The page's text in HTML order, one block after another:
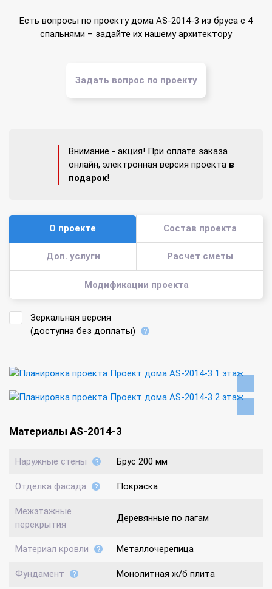
Есть вопросы по проекту дома AS-2014-3 из бруса с 4
спальнями – задайте их нашему архитектору
Задать вопрос по проекту
Внимание - акция! При оплате заказа
онлайн, электронная версия проекта в
подарок!
О проекте Состав проекта
Доп. услуги Расчет сметы
Модификации проекта
Зеркальная версия
(доступна без доплаты)
Материалы AS-2014-3
Наружные стены Брус 200 мм
Отделка фасада Покраска
Межэтажные
перекрытия
Деревянные по лагам
Материал кровли Металлочерепица
Фундамент Монолитная ж/б плита